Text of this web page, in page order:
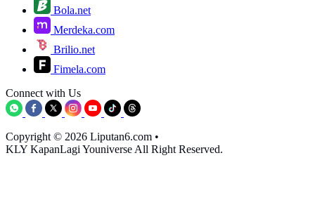
Bola.net
Merdeka.com
Brilio.net
Fimela.com
Connect with Us
Copyright © 2026 Liputan6.com •
KLY KapanLagi Youniverse All Right Reserved.